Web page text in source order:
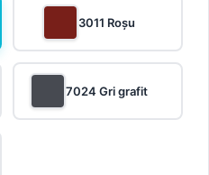
3011 Roșu
7024 Gri grafit